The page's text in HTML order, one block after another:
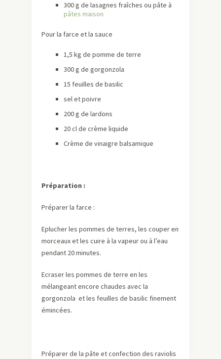
300 g de lasagnes fraîches ou pâte à
pâtes maison
Pour la farce et la sauce
1,5 kg de pomme de terre
300 g de gorgonzola
15 feuilles de basilic
sel et poivre
200 g de lardons
20 cl de crème liquide
Crème de vinaigre balsamique
Préparation :
Préparer la farce :
Eplucher les pommes de terres, les couper en
morceaux et les cuire à la vapeur ou à l’eau
pendant 20 minutes.
Ecraser les pommes de terre en les
mélangeant encore chaudes avec la
gorgonzola et les feuilles de basilic finement
émincées.
Préparer de la pâte et confection des raviolis